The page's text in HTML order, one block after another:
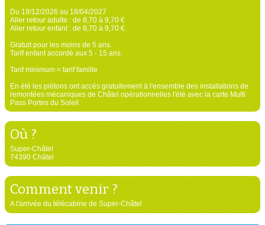
Du 19/12/2026 au 18/04/2027
Aller retour adulte : de 8,70 à 9,70 €
Aller retour enfant : de 8,70 à 9,70 €.
Gratuit pour les moins de 5 ans.
Tarif enfant accordé aux 5 - 15 ans.
Tarif minimum = tarif famille
En été les piétons ont accès gratuitement à l'ensemble des installations de
remontées mécaniques de Châtel opérationnelles l'été avec la carte Multi
Pass Portes du Soleil.
Où ?
Super-Châtel
74390 Châtel
Comment venir ?
A l'arrivée du télécabine de Super-Châtel